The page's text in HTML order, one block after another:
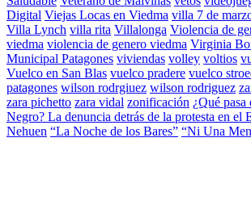
Digital Viejas Locas en Viedma villa 7 de
Villa Lynch villa rita Villalonga Violencia de
viedma violencia de genero viedma Virginia
Municipal Patagones viviendas volley voltios
Vuelco en San Blas vuelco pradere vuelco
patagones wilson rodrgiuez wilson rodriguez
zara pichetto zara vidal zonificación ¿Qué
Negro? La denuncia detrás de la protesta en el
Nehuen “La Noche de los Bares” “Ni Una